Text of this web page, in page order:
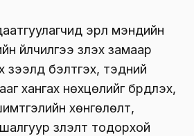
эрүүл мэндийн
үйлчилгээ үзүүлэх замаар
зээлд бэлтгэх, тэдний
хангах нөхцөлийг бүрдүүлэх,
хөнгөлөлт,
үзүүлэлт тодорхой